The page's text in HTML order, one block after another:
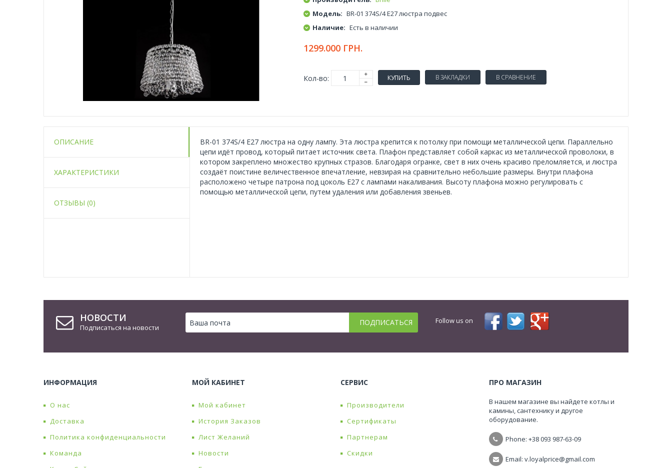
Модель: BR-01 374S/4 E27 люстра подвес
Наличие: Есть в наличии
1299.000 ГРН.
Кол-во: КУПИТЬ В ЗАКЛАДКИ В СРАВНЕНИЕ
ОПИСАНИЕ
ХАРАКТЕРИСТИКИ
ОТЗЫВЫ (0)
BR-01 374S/4 E27 люстра на одну лампу. Эта люстра крепится к потолку при помощи металлической цепи. Параллельно
цепи идёт провод, который питает источник света. Плафон представляет собой каркас из металлической проволоки, в
котором закреплено множество крупных стразов. Благодаря огранке, свет в них очень красиво преломляется, и люстра
создаёт поистине величественное впечатление, невзирая на сравнительно небольшие размеры. Внутри плафона
расположено четыре патрона под цоколь E27 с лампами накаливания. Высоту плафона можно регулировать с
помощью металлической цепи, путем удаления или добавления звеньев.
НОВОСТИ
Подписаться на новости
Follow us on
ИНФОРМАЦИЯ
О нас
Доставка
Политика конфиденциальности
Команда
МОЙ КАБИНЕТ
Мой кабинет
История Заказов
Лист Желаний
Новости
СЕРВИС
Производители
Сертификаты
Партнерам
Скидки
ПРО МАГАЗИН
В нашем магазине вы найдете котлы и
камины, сантехнику и другое
оборудование.
Phone: +38093 987-63-09
Email: v.loyalprice@gmail.com